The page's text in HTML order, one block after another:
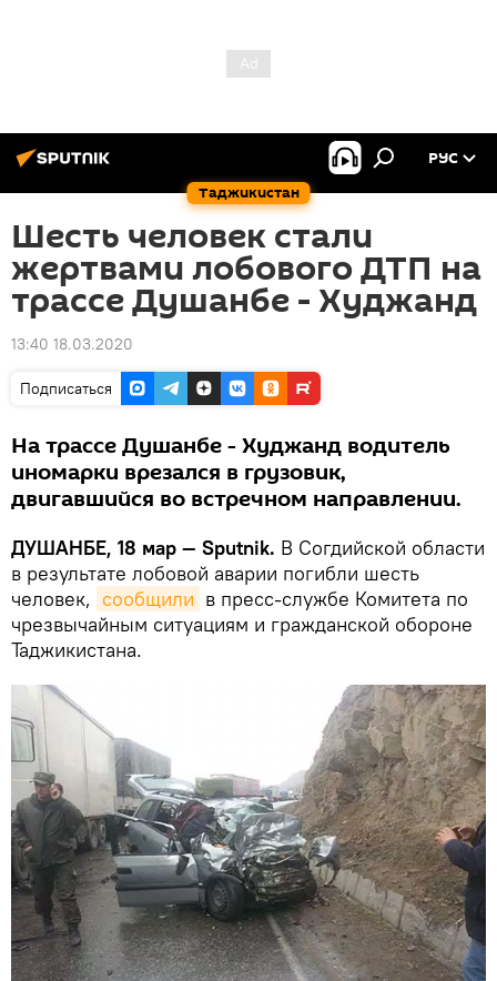
Таджикистан
РУС
Шесть человек стали
жертвами лобового ДТП на
трассе Душанбе - Худжанд
13:40 18.03.2020
Подписаться
На трассе Душанбе - Худжанд водитель
иномарки врезался в грузовик,
двигавшийся во встречном направлении.
ДУШАНБЕ, 18 мар — Sputnik. В Согдийской области
в результате лобовой аварии погибли шесть
человек, сообщили в пресс-службе Комитета по
чрезвычайным ситуациям и гражданской обороне
Таджикистана.